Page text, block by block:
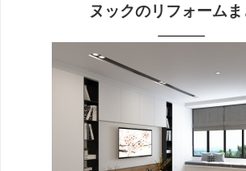
ヌックのリフォーム